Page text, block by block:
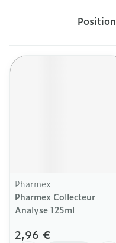
Trier par:
Pharmex
Pharmex Collecteur
Analyse 125ml
2,96 €